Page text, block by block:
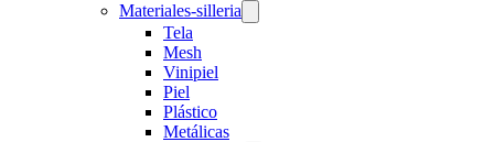
Materiales-silleria
Tela
Mesh
Vinipiel
Piel
Plástico
Metálicas